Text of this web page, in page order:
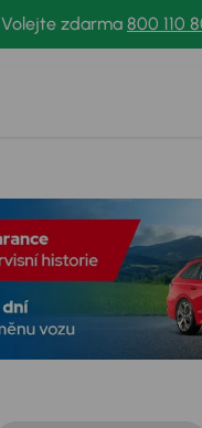
Volejte zdarma 800 110